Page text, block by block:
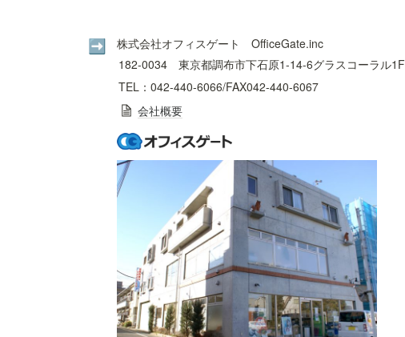
➡️
株式会社オフィスゲート　OfficeGate.inc
182-0034　東京都調布市下石原1-14-6グラスコーラル1F
TEL：042-440-6066/FAX042-440-6067
会社概要